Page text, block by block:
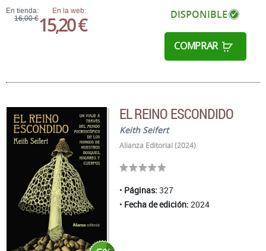
En tienda:
16,00 €
En la web:
15,20 € DISPONIBLE
COMPRAR
EL REINO ESCONDIDO
Keith Seifert
Alianza Editorial (2024)
Páginas: 327
Fecha de edición: 2024